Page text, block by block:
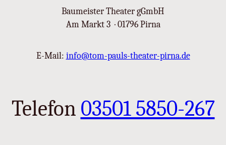
Baumeister Theater gGmbH
Am Markt 3 · 01796 Pirna
E-Mail: info@tom-pauls-theater-pirna.de
Telefon 03501 5850-267